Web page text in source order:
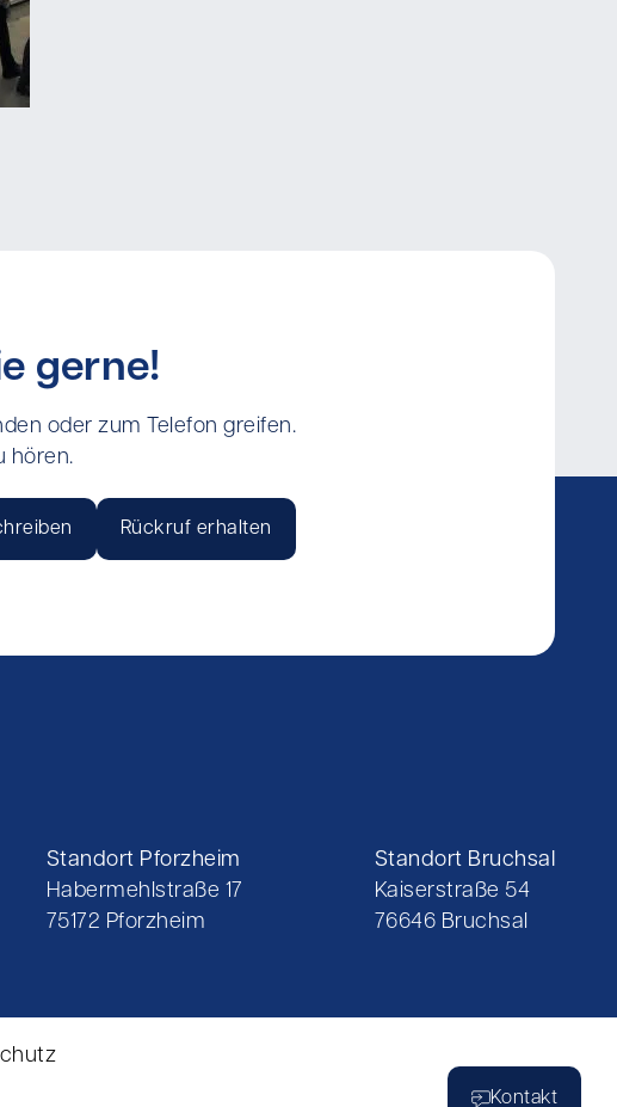
gerne!
oder zum Telefon greifen.
hören.
Rückruf erhalten
Standort Pforzheim
Habermehlstraße 17
75172 Pforzheim
Standort Bruchsal
Kaiserstraße 54
76646 Bruchsal
Kontakt